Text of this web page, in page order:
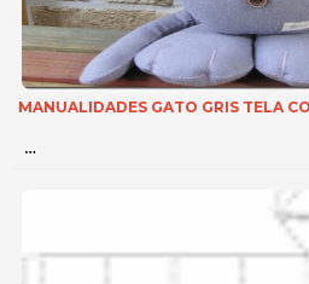
MANUALIDADES GATO GRIS TELA
…